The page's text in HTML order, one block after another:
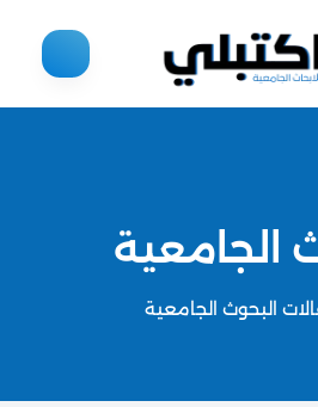
الجامعية
البحوث الجامعية